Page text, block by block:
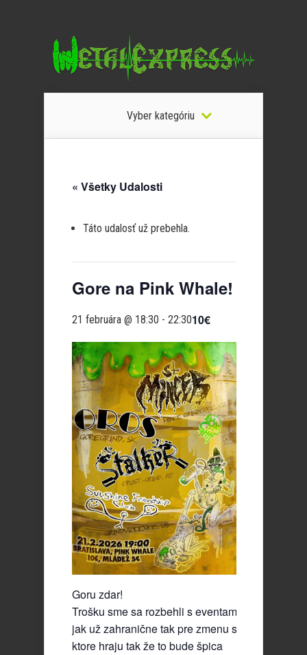
Vyber kategóriu
« Všetky Udalosti
Táto udalosť už prebehla.
Gore na Pink Whale!
21 februára @ 18:30 - 22:3010€
Goru zdar!
Trošku sme sa rozbehli s eventami
jak už zahranične tak pre zmenu si dame
ktore hraju tak že to bude špica